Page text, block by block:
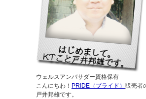
ウェルスアンバサダー資格保有
こんにちわ！ PRIDE（プライド） 販売者
戸井邦雄です。